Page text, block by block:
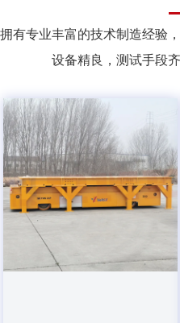
拥有专业丰富的技术制造经验
设备精良，测试手段